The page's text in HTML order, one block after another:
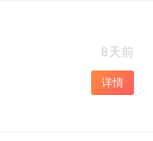
8天前
详情